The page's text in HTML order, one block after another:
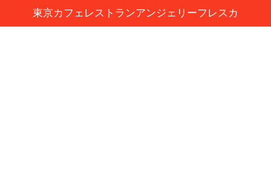
東京カフェレストランアンジェリーフレスカ